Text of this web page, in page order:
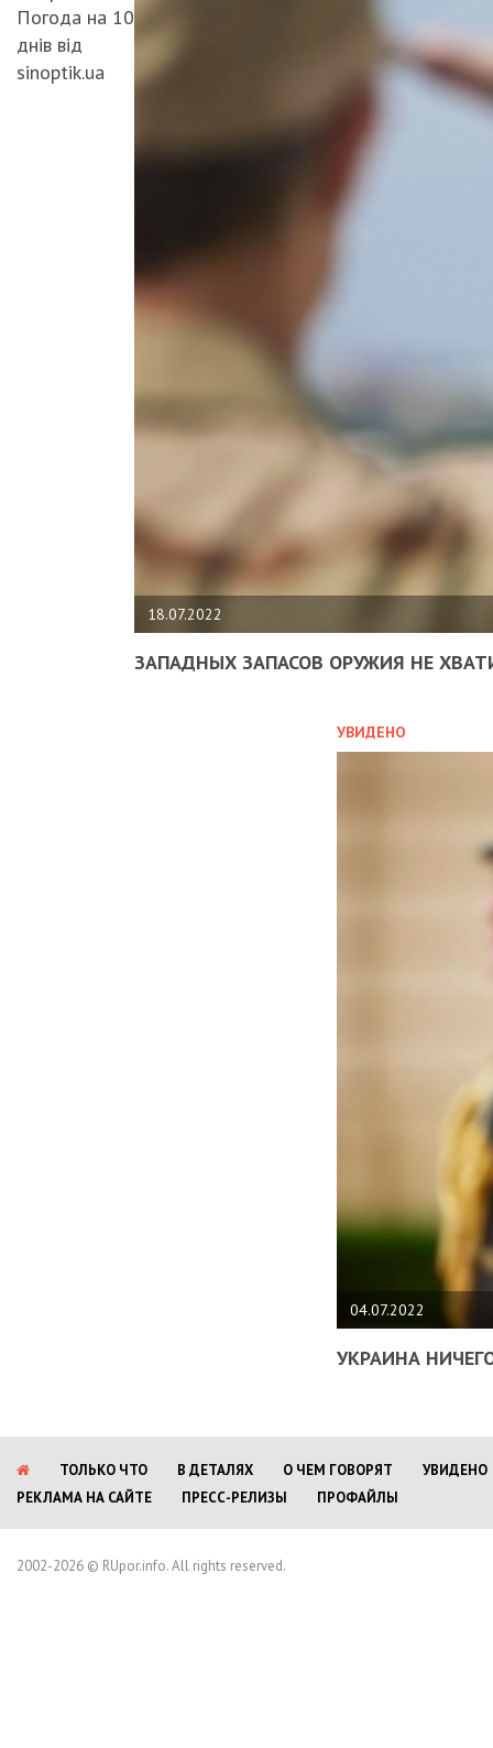
18.07.2022
ЗАПАДНЫХ ЗАПАСОВ ОРУЖИЯ НЕ
УВИДЕНО
04.07.2022
УКРАИНА
Погода на 10
днів від
sinoptik.ua
ТОЛЬКО ЧТО В ДЕТАЛЯХ О ЧЕМ ГОВОРЯТ
УВИДЕНО
РЕКЛАМА НА САЙТЕ
ПРЕСС-РЕЛИЗЫ ПРОФАЙЛЫ
2002-2026 © RUpor.info. All rights reserved.